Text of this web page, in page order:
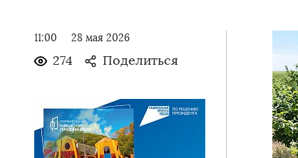
11:00 28 мая 2026
274 Поделиться